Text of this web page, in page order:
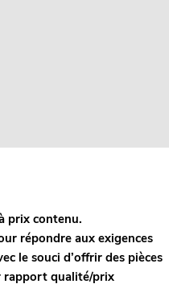
prix contenu.
répondre aux exigences
le souci d’offrir des pièces
rapport qualité/prix